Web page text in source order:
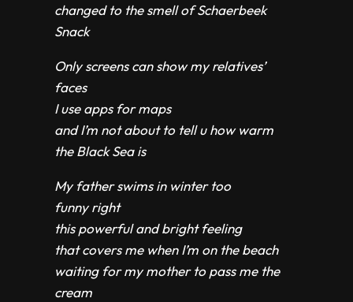
changed to the smell of Schaerbeek
Snack
Only screens can show my relatives’
faces
I use apps for maps
and I’m not about to tell u how warm
the Black Sea is
My father swims in winter too
funny right
this powerful and bright feeling
that covers me when I’m on the beach
waiting for my mother to pass me the
cream